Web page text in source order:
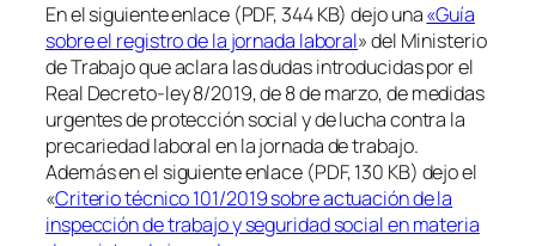
En el siguiente enlace (PDF, 344 KB) dejo una«Guía
sobre el registro de la jornada laboral» del Ministerio
de Trabajo que aclara las dudas introducidas por el
Real Decreto-ley 8/2019, de 8 de marzo, de medidas
urgentes de protección social y de lucha contra la
precariedad laboral en la jornada de trabajo.
Además en el siguiente enlace (PDF, 130 KB) dejo el
«Criterio técnico 101/2019 sobre actuación de la
inspección de trabajo y seguridad social en materia